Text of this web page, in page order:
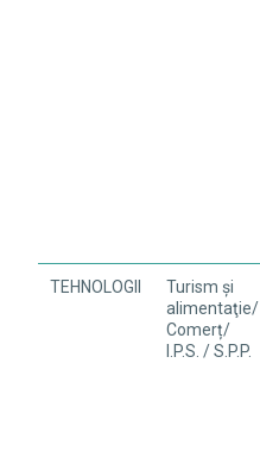
TEHNOLOGII
Turism şi
alimentaţie/
Comerț/
I.P.S. / S.P.P.